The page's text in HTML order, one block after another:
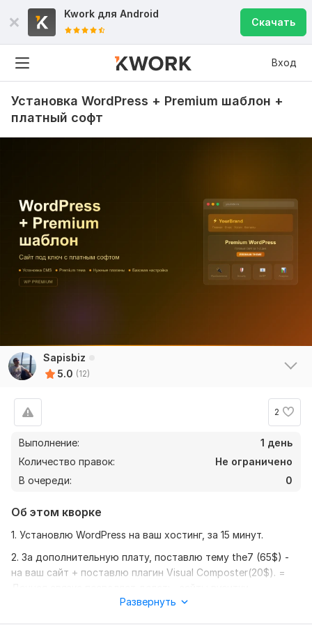
Kwork для Android
Скачать
Вход
Установка WordPress + Premium шаблон +
платный софт
Sapisbiz
5.0 (12)
2
Выполнение:
1 день
Количество правок:
Не ограничено
В очереди:
0
Об этом кворке
1. Установлю WordPress на ваш хостинг, за 15 минут.
2. За дополнительную плату, поставлю тему the7 (65$) -
на ваш сайт + поставлю плагин Visual Composter(20$). =
интернет-магазины, и лендинги - премиум класса!
Развернуть